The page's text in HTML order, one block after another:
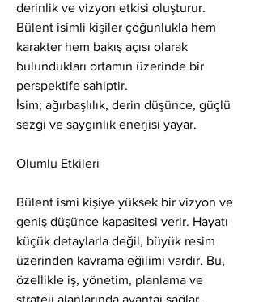
derinlik ve vizyon etkisi oluşturur.
Bülent isimli kişiler çoğunlukla hem
karakter hem bakış açısı olarak
bulundukları ortamın üzerinde bir
perspektife sahiptir.
İsim; ağırbaşlılık, derin düşünce, güçlü
sezgi ve saygınlık enerjisi yayar.
Olumlu Etkileri
Bülent ismi kişiye yüksek bir vizyon ve
geniş düşünce kapasitesi verir. Hayatı
küçük detaylarla değil, büyük resim
üzerinden kavrama eğilimi vardır. Bu,
özellikle iş, yönetim, planlama ve